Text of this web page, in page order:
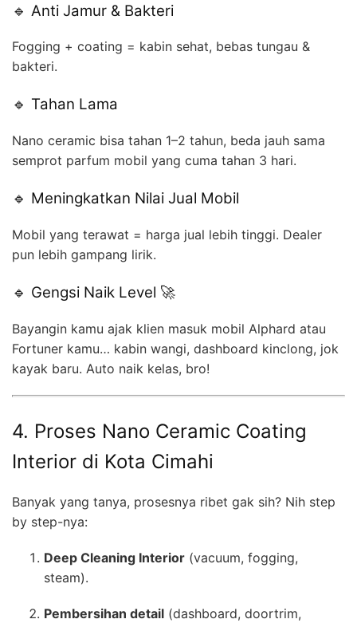
🔹 Anti Jamur & Bakteri
Fogging + coating = kabin sehat, bebas tungau &
bakteri.
🔹 Tahan Lama
Nano ceramic bisa tahan 1–2 tahun, beda jauh sama
semprot parfum mobil yang cuma tahan 3 hari.
🔹 Meningkatkan Nilai Jual Mobil
Mobil yang terawat = harga jual lebih tinggi. Dealer
pun lebih gampang lirik.
🔹 Gengsi Naik Level 🚀
Bayangin kamu ajak klien masuk mobil Alphard atau
Fortuner kamu… kabin wangi, dashboard kinclong, jok
kayak baru. Auto naik kelas, bro!
4. Proses Nano Ceramic Coating
Interior di Kota Cimahi
Banyak yang tanya, prosesnya ribet gak sih? Nih step
by step-nya:
Deep Cleaning Interior (vacuum, fogging,
steam).
Pembersihan detail (dashboard, doortrim,